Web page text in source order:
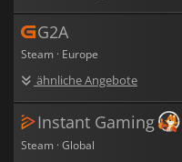
G2A
Steam · Europe
ähnliche Angebote
Instant Gaming
Steam · Global